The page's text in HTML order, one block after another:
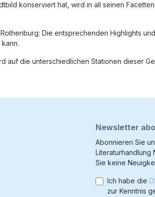
konserviert hat, wird in all seinen
Die entsprechenden Highlights
auf die unterschiedlichen Stationen dieser
Newsletter
Abonnieren Sie
Literaturhandlung
Sie keine
Ich habe die
zur Kenntnis